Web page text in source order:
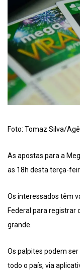
Foto: Tomaz Silva/
As apostas para a
as 18h desta terça-
Os interessados têm
Federal para registrar
grande.
Os palpites podem
todo o país, via